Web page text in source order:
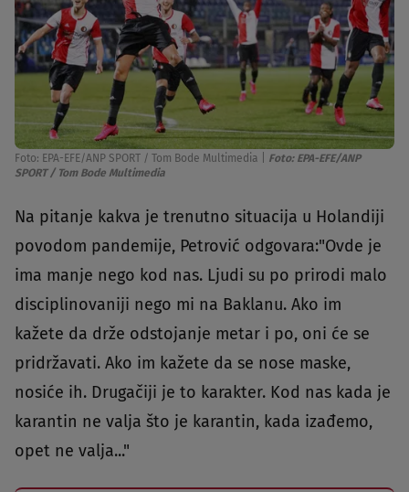
Foto: EPA-EFE/ANP SPORT / Tom Bode Multimedia
Foto: EPA-EFE/ANP
SPORT / Tom Bode Multimedia
Na pitanje kakva je trenutno situacija u Holandiji
povodom pandemije, Petrović odgovara:"Ovde je
ima manje nego kod nas. Ljudi su po prirodi malo
disciplinovaniji nego mi na Baklanu. Ako im
kažete da drže odstojanje metar i po, oni će se
pridržavati. Ako im kažete da se nose maske,
nosiće ih. Drugačiji je to karakter. Kod nas kada je
karantin ne valja što je karantin, kada izađemo,
opet ne valja..."